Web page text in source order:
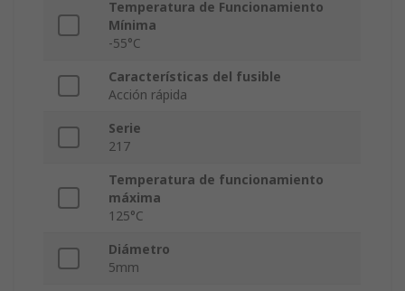
Temperatura de Funcionamiento
Mínima
-55°C
Características del fusible
Acción rápida
Serie
217
Temperatura de funcionamiento
máxima
125°C
Diámetro
5mm